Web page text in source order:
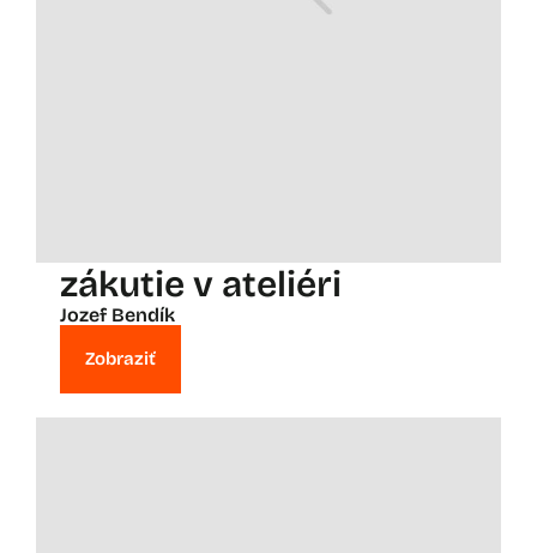
zákutie v ateliéri
Jozef Bendík
Zobraziť